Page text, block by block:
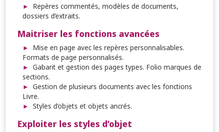
Repères commentés, modèles de documents,
dossiers d’extraits.
Maitriser les fonctions avancées
Mise en page avec les repères personnalisables.
Formats de page personnalisés.
Gabarit et gestion des pages types. Folio marques de
sections.
Gestion de plusieurs documents avec les fonctions
Livre.
Styles d’objets et objets ancrés.
Exploiter les styles d’objet